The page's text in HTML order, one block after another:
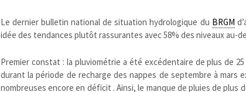
Bruit
Contamination
Contaminations
Le dernier bulletin national de situation hydrologique du BRGM
idée des tendances plutôt rassurantes avec 58% des niveaux au-
Premier constat : la pluviométrie a été excédentaire de plus de
durant la période de recharge des nappes de septembre à mars
nombreuses encore en déficit . Ainsi, le manque de pluies de plus